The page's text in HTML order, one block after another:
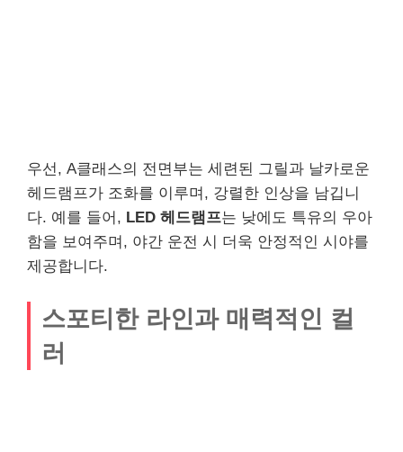
우선, A클래스의 전면부는 세련된 그릴과 날카로운
헤드램프가 조화를 이루며, 강렬한 인상을 남깁니
다. 예를 들어, LED 헤드램프는 낮에도 특유의 우아
함을 보여주며, 야간 운전 시 더욱 안정적인 시야를
제공합니다.
스포티한 라인과 매력적인 컬
러